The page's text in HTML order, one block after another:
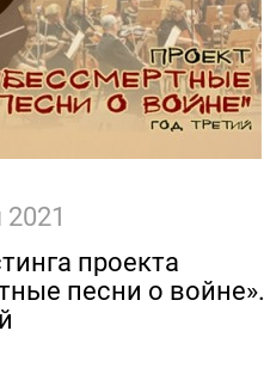
проекта
песни о войне».